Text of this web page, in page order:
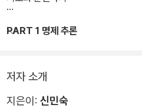
PART 1 명제 추론
저자 소개
지은이: 신민숙